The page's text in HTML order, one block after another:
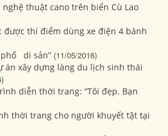
thuật cano trên biển Cù Lao
được thí điểm dùng xe điện 4 bánh
phố di sản” (11/05/2016)
án xây dựng làng du lịch sinh thái
diễn thời trang: “Tôi đẹp. Bạn
thời trang cho người khuyết tật tại